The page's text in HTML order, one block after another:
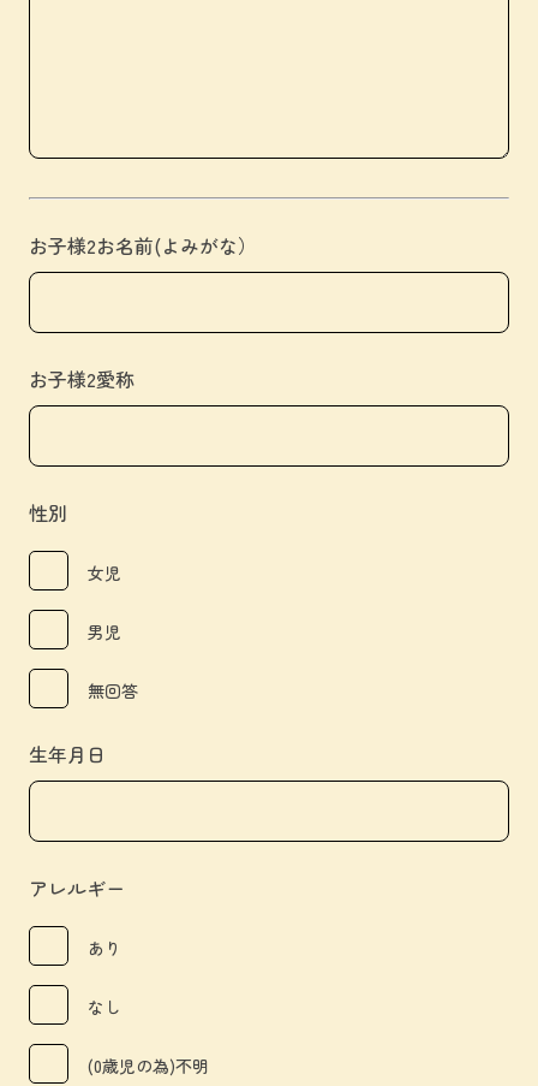
お子様2お名前(よみがな）
お子様2愛称
性別
女児
男児
無回答
生年月日
アレルギー
あり
なし
(0歳児の為)不明